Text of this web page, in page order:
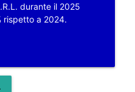
durante il 2025
rispetto a 2024.